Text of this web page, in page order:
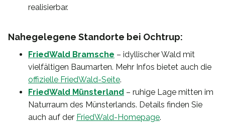
realisierbar.
Nahegelegene Standorte bei Ochtrup:
FriedWald Bramsche – idyllischer Wald mit
vielfältigen Baumarten. Mehr Infos bietet auch die
offizielle FriedWald-Seite.
FriedWald Münsterland – ruhige Lage mitten im
Naturraum des Münsterlands. Details finden Sie
auch auf der FriedWald-Homepage.